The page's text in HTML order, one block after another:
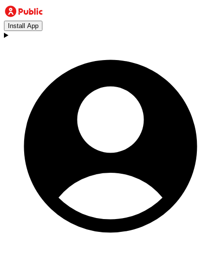
Install App